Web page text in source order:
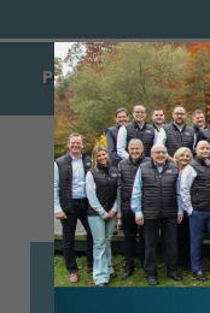
PARTEIVORSTAND